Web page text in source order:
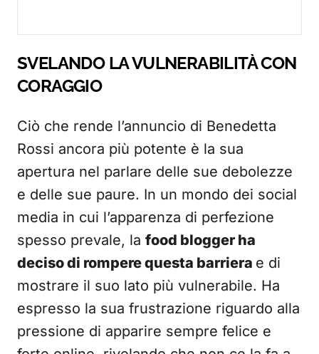
SVELANDO LA VULNERABILITÀ CON
CORAGGIO
Ciò che rende l’annuncio di Benedetta
Rossi ancora più potente è la sua
apertura nel parlare delle sue debolezze
e delle sue paure. In un mondo dei social
media in cui l’apparenza di perfezione
spesso prevale, la food blogger ha
deciso di rompere questa barriera e di
mostrare il suo lato più vulnerabile. Ha
espresso la sua frustrazione riguardo alla
pressione di apparire sempre felice e